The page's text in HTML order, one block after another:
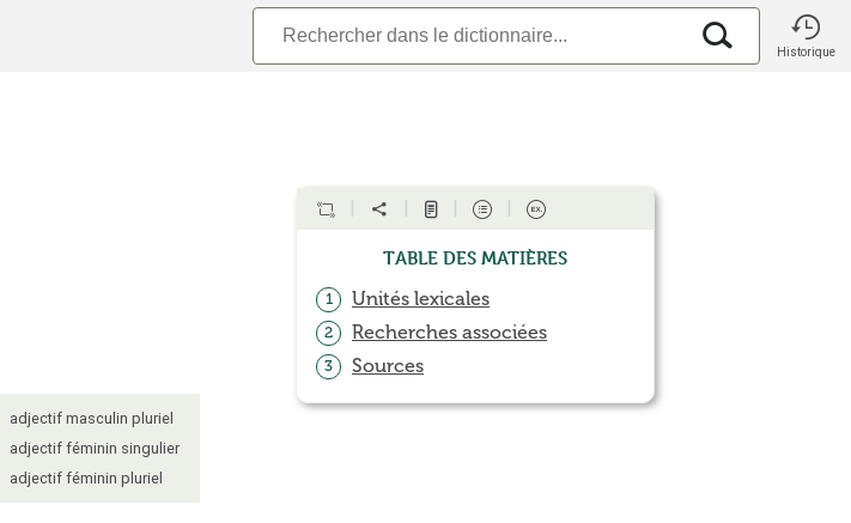
Historique
adjectif masculin pluriel
adjectif féminin singulier
adjectif féminin pluriel
Table des matières
1 Unités lexicales
2 Recherches associées
3 Sources